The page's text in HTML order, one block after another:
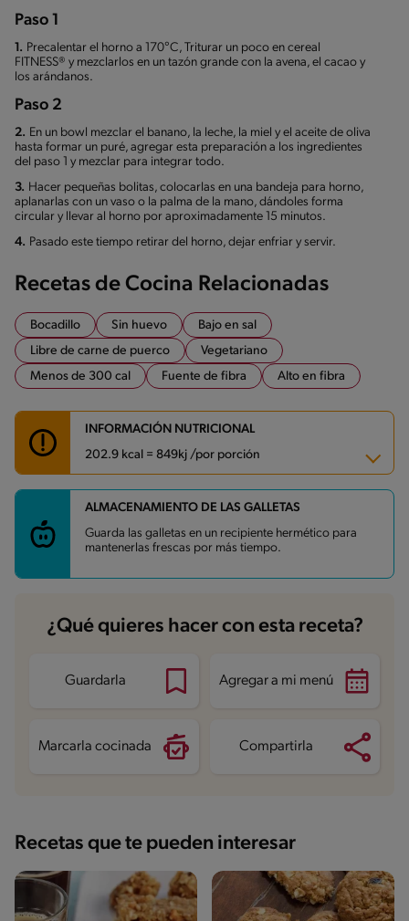
Paso 1
1. Precalentar el horno a 170°C, Triturar un poco en cereal
FITNESS® y mezclarlos en un tazón grande con la avena, el cacao y
los arándanos.
Paso 2
2. En un bowl mezclar el banano, la leche, la miel y el aceite de oliva
hasta formar un puré, agregar esta preparación a los ingredientes
del paso 1 y mezclar para integrar todo.
3. Hacer pequeñas bolitas, colocarlas en una bandeja para horno,
aplanarlas con un vaso o la palma de la mano, dándoles forma
circular y llevar al horno por aproximadamente 15 minutos.
4. Pasado este tiempo retirar del horno, dejar enfriar y servir.
Recetas de Cocina Relacionadas
Bocadillo Sin huevo
Bajo en sal
Libre de carne de puerco
Vegetariano
Menos de 300 cal
Fuente de fibra Alto en fibra
INFORMACIÓN NUTRICIONAL
202.9 kcal = 849kj /por porción
Carbohidratos 35.5 g
Energía 202.9 kcal
Grasas 6.1 g
Azúcares
16.6 g
ALMACENAMIENTO DE LAS GALLETAS
Guarda las galletas en un recipiente hermético para
mantenerlas frescas por más tiempo.
¿Qué quieres hacer con esta receta?
Guardarla Agregar a mi menú
Marcarla cocinada Compartirla
Recetas que te pueden interesar